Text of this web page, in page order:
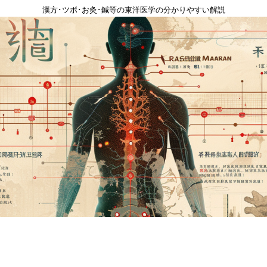
漢方･ツボ･お灸･鍼等の東洋医学の分かりやすい解説